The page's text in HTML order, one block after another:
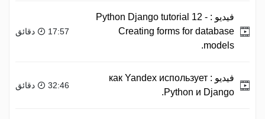
فيديو : Python Django tutorial 12 -
Creating forms for database
models.
17:57 دقائق
فيديو : как Yandex использует
Python и Django.
32:46 دقائق